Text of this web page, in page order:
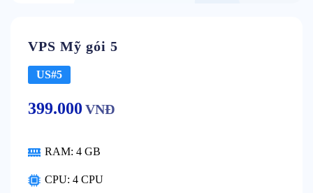
VPS Mỹ gói 5
US#5
399.000 VNĐ
RAM: 4 GB
CPU: 4 CPU